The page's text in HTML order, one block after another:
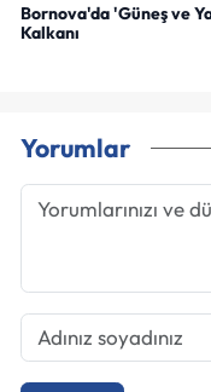
Bornova'da 'Güneş ve
Kalkanı
Yorumlar